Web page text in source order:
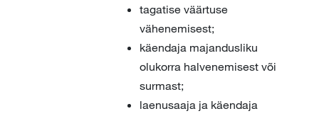
tagatise väärtuse
vähenemisest;
käendaja majandusliku
olukorra halvenemisest või
surmast;
laenusaaja ja käendaja